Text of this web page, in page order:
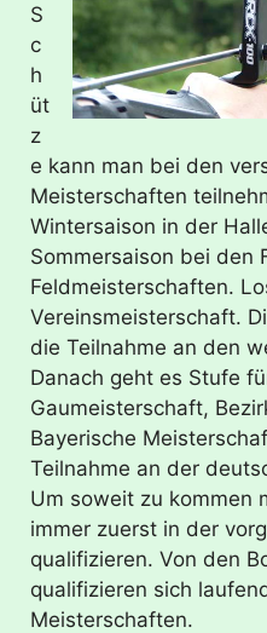
S
c
h
üt
z
e kann man bei den
Meisterschaften
Wintersaison in der
Sommersaison bei den
Feldmeisterschaften.
Vereinsmeisterschaft.
die Teilnahme an den
Danach geht es Stufe
Gaumeisterschaft,
Bayerische
Teilnahme an der
Um soweit zu kommen
immer zuerst in der
qualifizieren. Von den
qualifizieren sich
Meisterschaften.